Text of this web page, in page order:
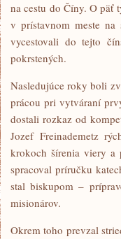
na cestu do Číny. O päť
v prístavnom meste
vycestovali do tejto
pokrstených.
Nasledujúce roky boli
prácou pri vytváraní
dostali rozkaz od
Jozef Freinademetz
krokoch šírenia viery a
spracoval príručku
stal biskupom –
misionárov.
Okrem toho prevzal